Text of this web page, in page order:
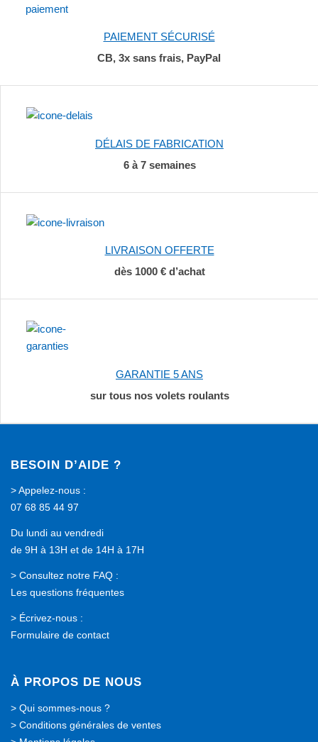
PAIEMENT SÉCURISÉ
CB, 3x sans frais, PayPal
DÉLAIS DE FABRICATION
6 à 7 semaines
LIVRAISON OFFERTE
dès 1000 € d’achat
GARANTIE 5 ANS
sur tous nos volets roulants
BESOIN D’AIDE ?
> Appelez-nous :
07 68 85 44 97
Du lundi au vendredi
de 9H à 13H et de 14H à 17H
> Consultez notre FAQ :
Les questions fréquentes
> Écrivez-nous :
Formulaire de contact
À PROPOS DE NOUS
> Qui sommes-nous ?
> Conditions générales de ventes